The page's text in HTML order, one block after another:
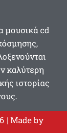
μουσικά cd
καλύτερη
ιστορίας
| Made by